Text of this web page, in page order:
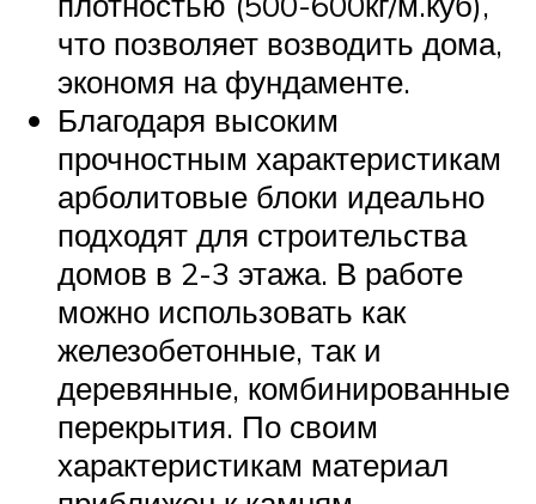
что позволяет возводить дома,
экономя на фундаменте.
Благодаря высоким
прочностным характеристикам
арболитовые блоки идеально
подходят для строительства
домов в 2-3 этажа. В работе
можно использовать как
железобетонные, так и
деревянные, комбинированные
перекрытия. По своим
характеристикам материал